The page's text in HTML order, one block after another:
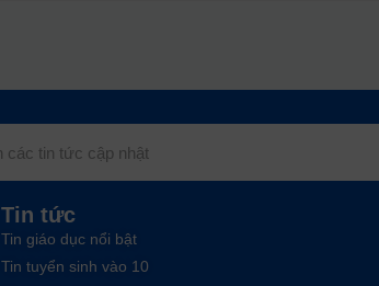
Tin tức
Tin giáo dục nổi bật
Tin tuyển sinh vào 10